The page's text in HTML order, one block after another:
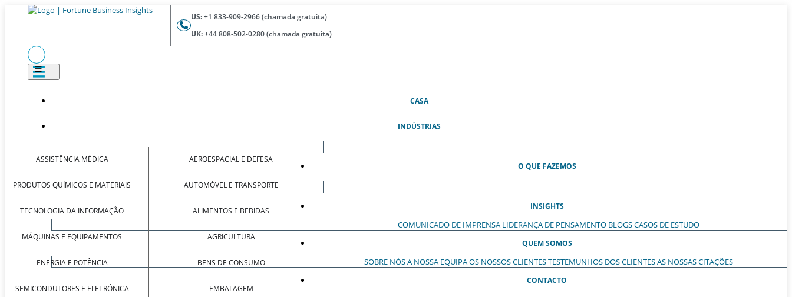
US:+1 833-909-2966 (chamada gratuita)
UK:+44 808-502-0280 (chamada gratuita)
CASA(ATUAL)
INDÚSTRIAS
ASSISTÊNCIA MÉDICA
PRODUTOS QUÍMICOS E MATERIAIS
TECNOLOGIA DA INFORMAÇÃO
MÁQUINAS E EQUIPAMENTOS
ENERGIA E POTÊNCIA
SEMICONDUTORES E ELETRÓNICA
AEROESPACIAL E DEFESA
AUTOMÓVEL E TRANSPORTE
ALIMENTOS E BEBIDAS
AGRICULTURA
BENS DE CONSUMO
EMBALAGEM
O QUE FAZEMOS
INSIGHTS
COMUNICADO DE IMPRENSA LIDERANÇA DE PENSAMENTO BLOGSCASOS DE ESTUDO
QUEM SOMOS
SOBRE NÓSA NOSSA EQUIPAOS NOSSOS CLIENTESTESTEMUNHOS DOS CLIENTESAS NOSSAS CITAÇÕES
CONTACTO